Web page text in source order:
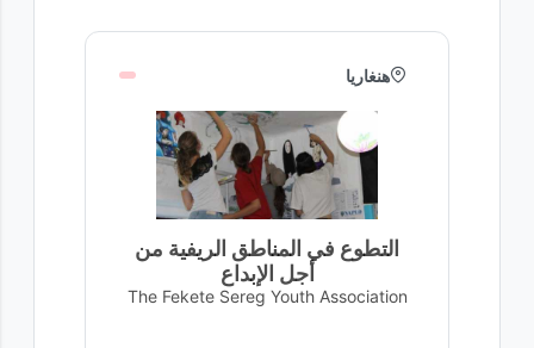
هنغاريا
التطوع في المناطق الريفية من
أجل الإبداع
The Fekete Sereg Youth Association